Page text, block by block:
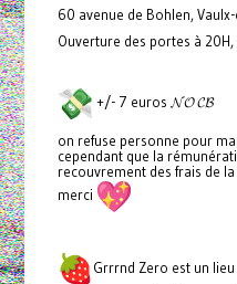
60 avenue de Bohlen,
Ouverture des portes à
+/- 7 euros 𝓝𝓞 𝓒𝓑
on refuse personne pour
cependant que la
recouvrement des frais de
merci
Grrrnd Zero est un